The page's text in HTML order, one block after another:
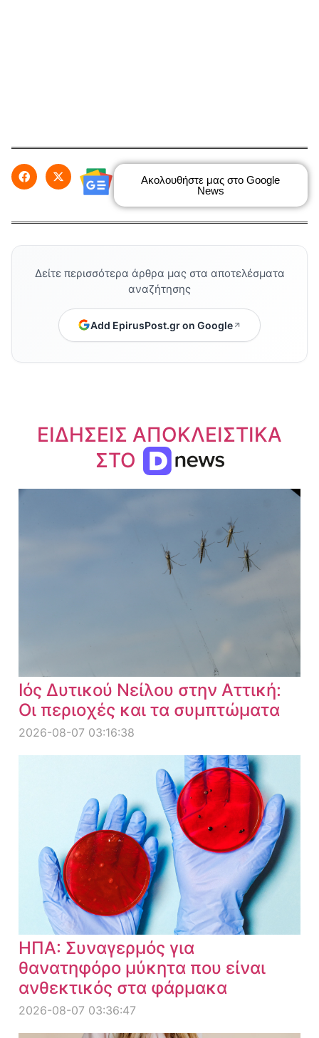
Ακολουθήστε μας στο Google
News
Δείτε περισσότερα άρθρα μας στα αποτελέσματα
αναζήτησης
Add EpirusPost.gr on Google
ΕΙΔΗΣΕΙΣ ΑΠΟΚΛΕΙΣΤΙΚΑ
ΣΤΟ
Ιός Δυτικού Νείλου στην Αττική:
Οι περιοχές και τα συμπτώματα
2026-08-07 03:16:38
ΗΠΑ: Συναγερμός για
θανατηφόρο μύκητα που είναι
ανθεκτικός στα φάρμακα
2026-08-07 03:36:47